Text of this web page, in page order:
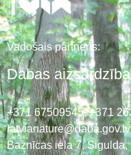
Vadošais partneris:
Dabas
+371 67509545,+371
latvianature@daba.gov.lv
Baznīcas iela 7, Sigulda,